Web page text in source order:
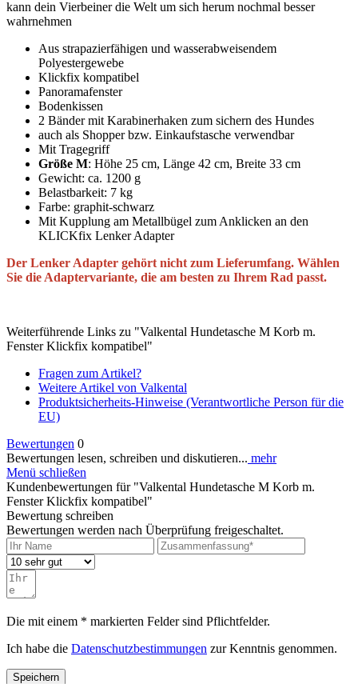
kann dein Vierbeiner die Welt um sich herum nochmal besser
wahrnehmen
Aus strapazierfähigen und wasserabweisendem
Polyestergewebe
Klickfix kompatibel
Panoramafenster
Bodenkissen
2 Bänder mit Karabinerhaken zum sichern des Hundes
auch als Shopper bzw. Einkaufstasche verwendbar
Mit Tragegriff
Größe M: Höhe 25 cm, Länge 42 cm, Breite 33 cm
Gewicht: ca. 1200 g
Belastbarkeit: 7 kg
Farbe: graphit-schwarz
Mit Kupplung am Metallbügel zum Anklicken an den
KLICKfix Lenker Adapter
Der Lenker Adapter gehört nicht zum Lieferumfang. Wählen
Sie die Adaptervariante, die am besten zu Ihrem Rad passt.
Weiterführende Links zu "Valkental Hundetasche M Korb m.
Fenster Klickfix kompatibel"
Fragen zum Artikel?
Weitere Artikel von Valkental
Produktsicherheits-Hinweise (Verantwortliche Person für die
EU)
Bewertungen 0
Bewertungen lesen, schreiben und diskutieren... mehr
Menü schließen
Kundenbewertungen für "Valkental Hundetasche M Korb m.
Fenster Klickfix kompatibel"
Bewertung schreiben
Bewertungen werden nach Überprüfung freigeschaltet.
Die mit einem * markierten Felder sind Pflichtfelder.
Ich habe die Datenschutzbestimmungen zur Kenntnis genommen.
Speichern